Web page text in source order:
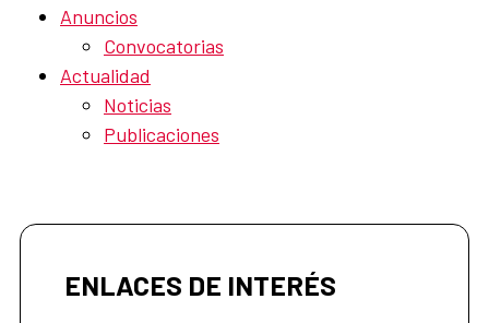
Anuncios
Convocatorias
Actualidad
Noticias
Publicaciones
ENLACES DE INTERÉS